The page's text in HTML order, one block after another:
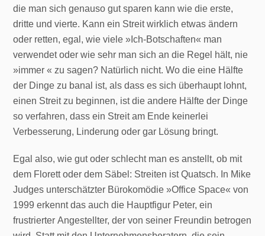
die man sich genauso gut sparen kann wie die erste,
dritte und vierte. Kann ein Streit wirklich etwas ändern
oder retten, egal, wie viele »Ich-Botschaften« man
verwendet oder wie sehr man sich an die Regel hält, nie
»immer « zu sagen? Natürlich nicht. Wo die eine Hälfte
der Dinge zu banal ist, als dass es sich überhaupt lohnt,
einen Streit zu beginnen, ist die andere Hälfte der Dinge
so verfahren, dass ein Streit am Ende keinerlei
Verbesserung, Linderung oder gar Lösung bringt.
Egal also, wie gut oder schlecht man es anstellt, ob mit
dem Florett oder dem Säbel: Streiten ist Quatsch. In Mike
Judges unterschätzter Bürokomödie »Office Space« von
1999 erkennt das auch die Hauptfigur Peter, ein
frustrierter Angestellter, der von seiner Freundin betrogen